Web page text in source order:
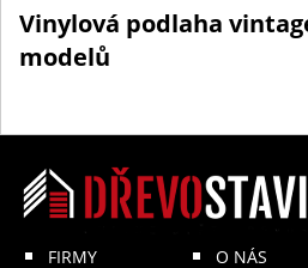
Vinylová podlaha
modelů
FIRMY
O NÁS